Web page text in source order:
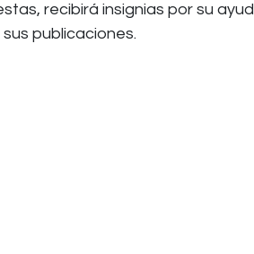
recibirá insignias por su
publicaciones.